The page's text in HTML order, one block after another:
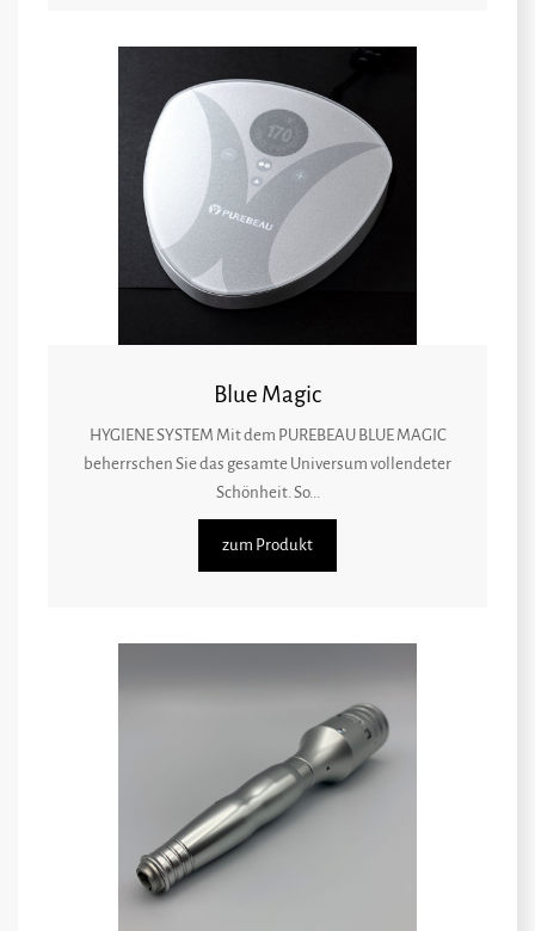
Blue Magic
HYGIENE SYSTEM Mit dem PUREBEAU BLUE MAGIC
beherrschen Sie das gesamte Universum vollendeter
Schönheit. So...
zum Produkt